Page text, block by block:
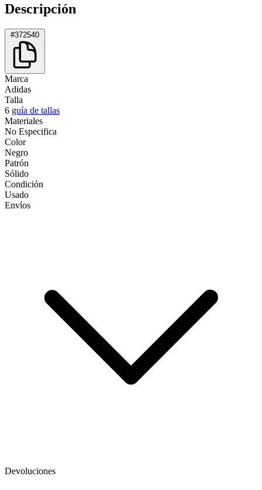
Descripción
#372540
Marca
Adidas
Talla
6 guía de tallas
Materiales
No Especifica
Color
Negro
Patrón
Sólido
Condición
Usado
Envíos
Devoluciones